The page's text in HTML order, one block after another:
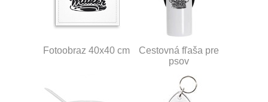
Fotoobraz 40x40 cm
Cestovná fľaša pre
psov